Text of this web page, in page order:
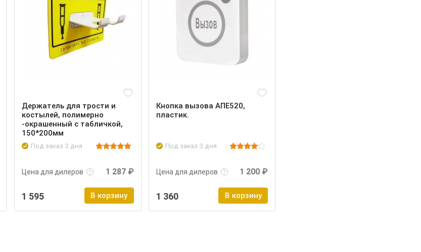
Держатель для трости и
костылей, полимерно
-окрашенный с табличкой,
150*200мм
Под заказ 3 дня
Цена для дилеров
Подробнее Войти
1 287 ₽
1 595 В корзину
Кнопка вызова АПЕ520,
пластик.
Под заказ 3 дня
Цена для дилеров
Подробнее Войти
1 200 ₽
1 360 В корзину